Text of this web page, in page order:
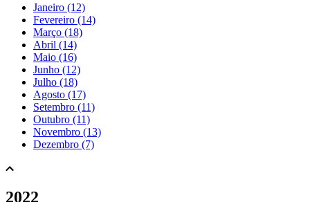
Janeiro (12)
Fevereiro (14)
Março (18)
Abril (14)
Maio (16)
Junho (12)
Julho (18)
Agosto (17)
Setembro (11)
Outubro (11)
Novembro (13)
Dezembro (7)
2022